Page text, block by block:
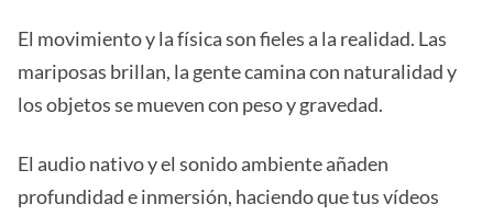
El movimiento y la física son fieles a la realidad. Las
mariposas brillan, la gente camina con naturalidad y
los objetos se mueven con peso y gravedad.
El audio nativo y el sonido ambiente añaden
profundidad e inmersión, haciendo que tus vídeos